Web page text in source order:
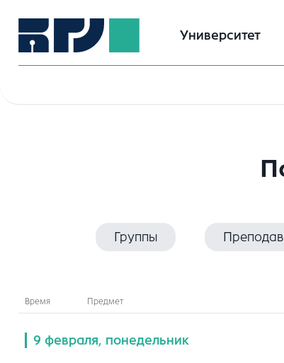
Университет
Группы
Время Предмет
9 февраля, понедельник